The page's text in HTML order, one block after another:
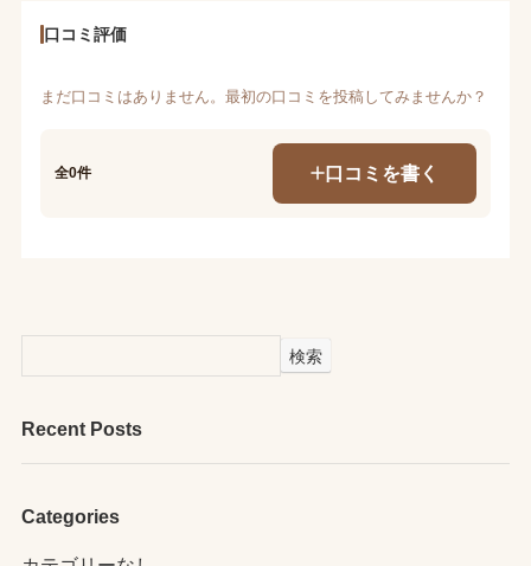
口コミ評価
まだ口コミはありません。最初の口コミを投稿してみませんか？
全0件 口コミを書く
検索
Recent Posts
Categories